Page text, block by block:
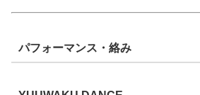
パフォーマンス・絡み